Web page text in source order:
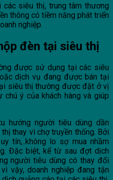
siêu thị, trung tâm thương
thông có tiềm năng phát triển
nghiệp.
đèn tại siêu thị
được sử dụng tại các siêu
dịch vụ đang được bán tại
siêu thị thường được đặt ở vị
ý của khách hàng và giúp
hướng người tiêu dùng dần
thay vì chợ truyền thống. Bởi
tín,..không lo sợ mua nhầm
Đặc biệt, kể từ sau đợt dịch
người tiêu dùng có thay đổi
vậy, doanh nghiệp đang tận